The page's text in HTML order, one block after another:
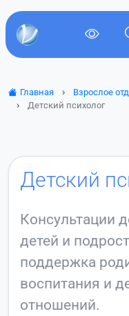
Главная Взрослое
Детский психолог
Детский
Консультации
детей и
поддержка
воспитания и
отношений.